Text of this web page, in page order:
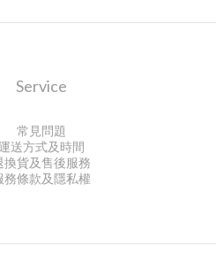
Service
常見問題
送方式及時間
換貨及售後服務
務條款及隱私權